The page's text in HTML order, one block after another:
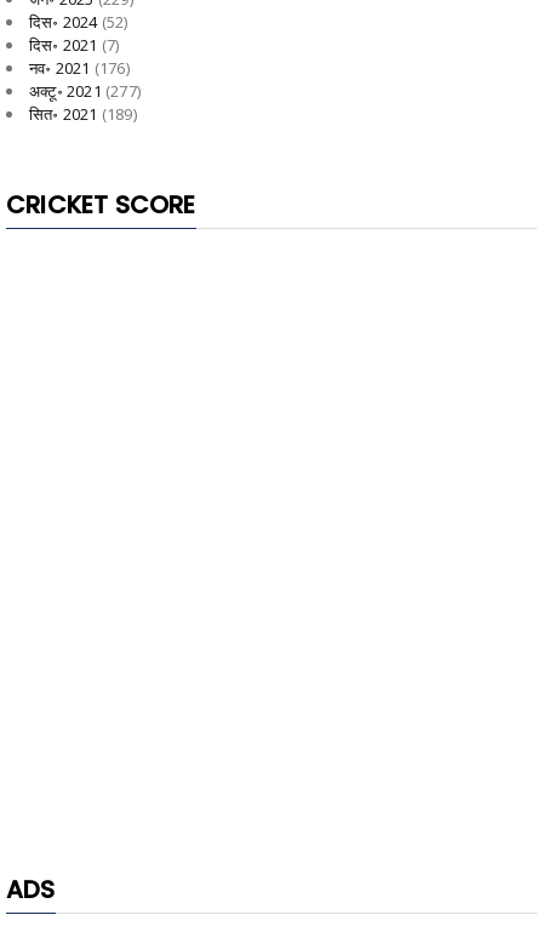
दिस॰ 2024(52)
दिस॰ 2021 (7)
नव॰ 2021 (176)
अक्टू॰ 2021 (277)
सित॰ 2021 (189)
CRICKET SCORE
ADS